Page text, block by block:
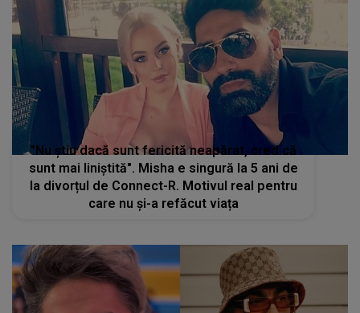
"Nu știu dacă sunt fericită neapărat, cred că
sunt mai liniștită". Misha e singură la 5 ani de
la divorțul de Connect-R. Motivul real pentru
care nu și-a refăcut viața